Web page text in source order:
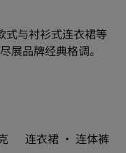
式与衬衫式连衣裙等
展品牌经典格调。
连衣裙 · 连体裤